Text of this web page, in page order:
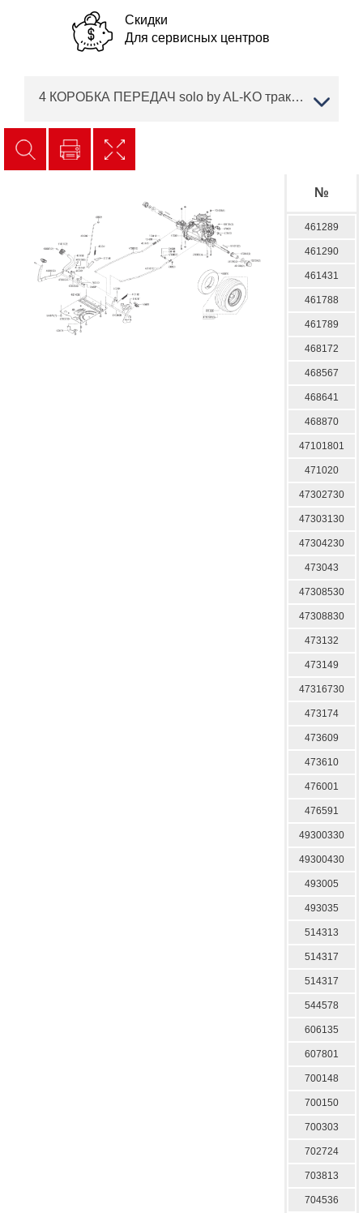
Скидки
Для сервисных центров
4 КОРОБКА ПЕРЕДАЧ solo by AL-KO трактор T 22-103.9 HD-A V2 Артикул: 127554
№
461289
461290
461431
461788
461789
468172
468567
468641
468870
47101801
471020
47302730
47303130
47304230
473043
47308530
47308830
473132
473149
47316730
473174
473609
473610
476001
476591
49300330
49300430
493005
493035
514313
514317
514317
544578
606135
607801
700148
700150
700303
702724
703813
704536